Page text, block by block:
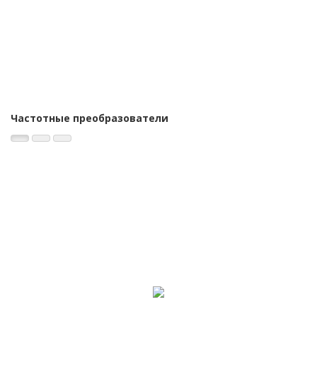
Частотные преобразователи